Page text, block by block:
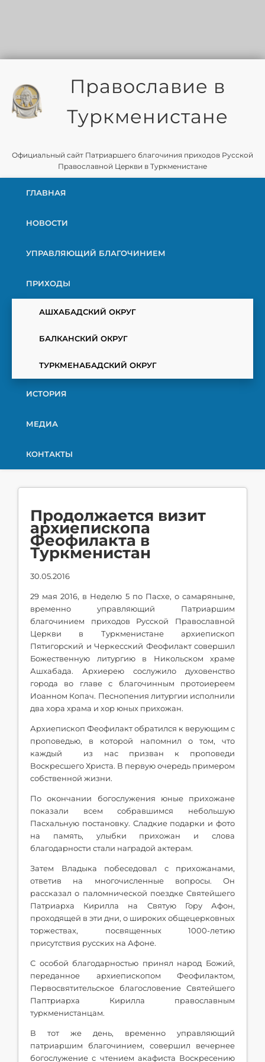
Православие в
Туркменистане
Официальный сайт Патриаршего благочиния приходов Русской
Православной Церкви в Туркменистане
ГЛАВНАЯ
НОВОСТИ
УПРАВЛЯЮЩИЙ БЛАГОЧИНИЕМ
ПРИХОДЫ
АШХАБАДСКИЙ ОКРУГ
БАЛКАНСКИЙ ОКРУГ
ТУРКМЕНАБАДСКИЙ ОКРУГ
ИСТОРИЯ
МЕДИА
КОНТАКТЫ
Продолжается визит
архиепископа
Феофилакта в
Туркменистан
30.05.2016
29 мая 2016, в Неделю 5 по Пасхе, о самаряныне,
временно управляющий Патриаршим
благочинием приходов Русской Православной
Церкви в Туркменистане архиепископ
Пятигорский и Черкесский Феофилакт совершил
Божественную литургию в Никольском храме
Ашхабада. Архиерею сослужило духовенство
города во главе с благочинным протоиереем
Иоанном Копач. Песнопения литургии исполнили
два хора храма и хор юных прихожан.
Архиепископ Феофилакт обратился к верующим с
проповедью, в которой напомнил о том, что
каждый из нас призван к проповеди
Воскресшего Христа. В первую очередь примером
собственной жизни.
По окончании богослужения юные прихожане
показали всем собравшимся небольшую
Пасхальную постановку. Сладкие подарки и фото
на память, улыбки прихожан и слова
благодарности стали наградой актерам.
Затем Владыка побеседовал с прихожанами,
ответив на многочисленные вопросы. Он
рассказал о паломнической поездке Святейшего
Патриарха Кирилла на Святую Гору Афон,
проходящей в эти дни, о широких общецерковных
торжествах, посвященных 1000-летию
присутствия русских на Афоне.
С особой благодарностью принял народ Божий,
переданное архиепископом Феофилактом,
Первосвятительское благословение Святейшего
Паптриарха Кирилла православным
туркменистанцам.
В тот же день, временно управляющий
патриаршим благочинием, совершил вечернее
богослужение с чтением акафиста Воскресению